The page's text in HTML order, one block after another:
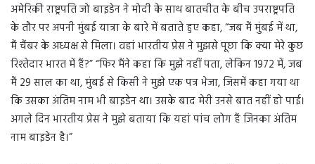
अमेरिकी राष्ट्रपति जो बाइडेन ने मोदी के साथ बातचीत के बीच उपराष्ट्रपति
के तौर पर अपनी मुंबई यात्रा के बारे में बताते हुए कहा, “जब मैं मुंबई में था,
मैं चैंबर के अध्यक्ष से मिला। वहां भारतीय प्रेस ने मुझसे पूछा कि क्या मेरे कुछ
रिश्तेदार भारत में हैं?” “फिर मैंने कहा कि मुझे नहीं पता, लेकिन 1972 में, जब
मैं 29 साल का था, मुंबई से किसी ने मुझे एक पत्र भेजा, जिसमें कहा गया था
कि उसका अंतिम नाम भी बाइडेन था। उसके बाद मेरी उनसे बात नहीं हो पाई।
अगले दिन भारतीय प्रेस ने मुझे बताया कि यहां पांच लोग हैं जिनका अंतिम
नाम बाइडेन है।”